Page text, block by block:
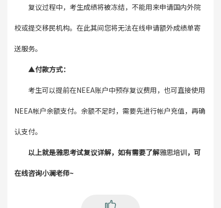
复议过程中，考生成绩将被冻结，不能用来申请国内外院
校或提交移民机构。在此其间您将无法在线申请额外成绩单寄
送服务。
▲付款方式：
考生可以提前在NEEA账户中预存复议费用，也可直接使用
NEEA帐户余额支付。余额不足时，需要先进行帐户充值，再确
认支付。
以上就是雅思考试复议详解，如有需要了解雅思培训，可
在线咨询小澜老师~